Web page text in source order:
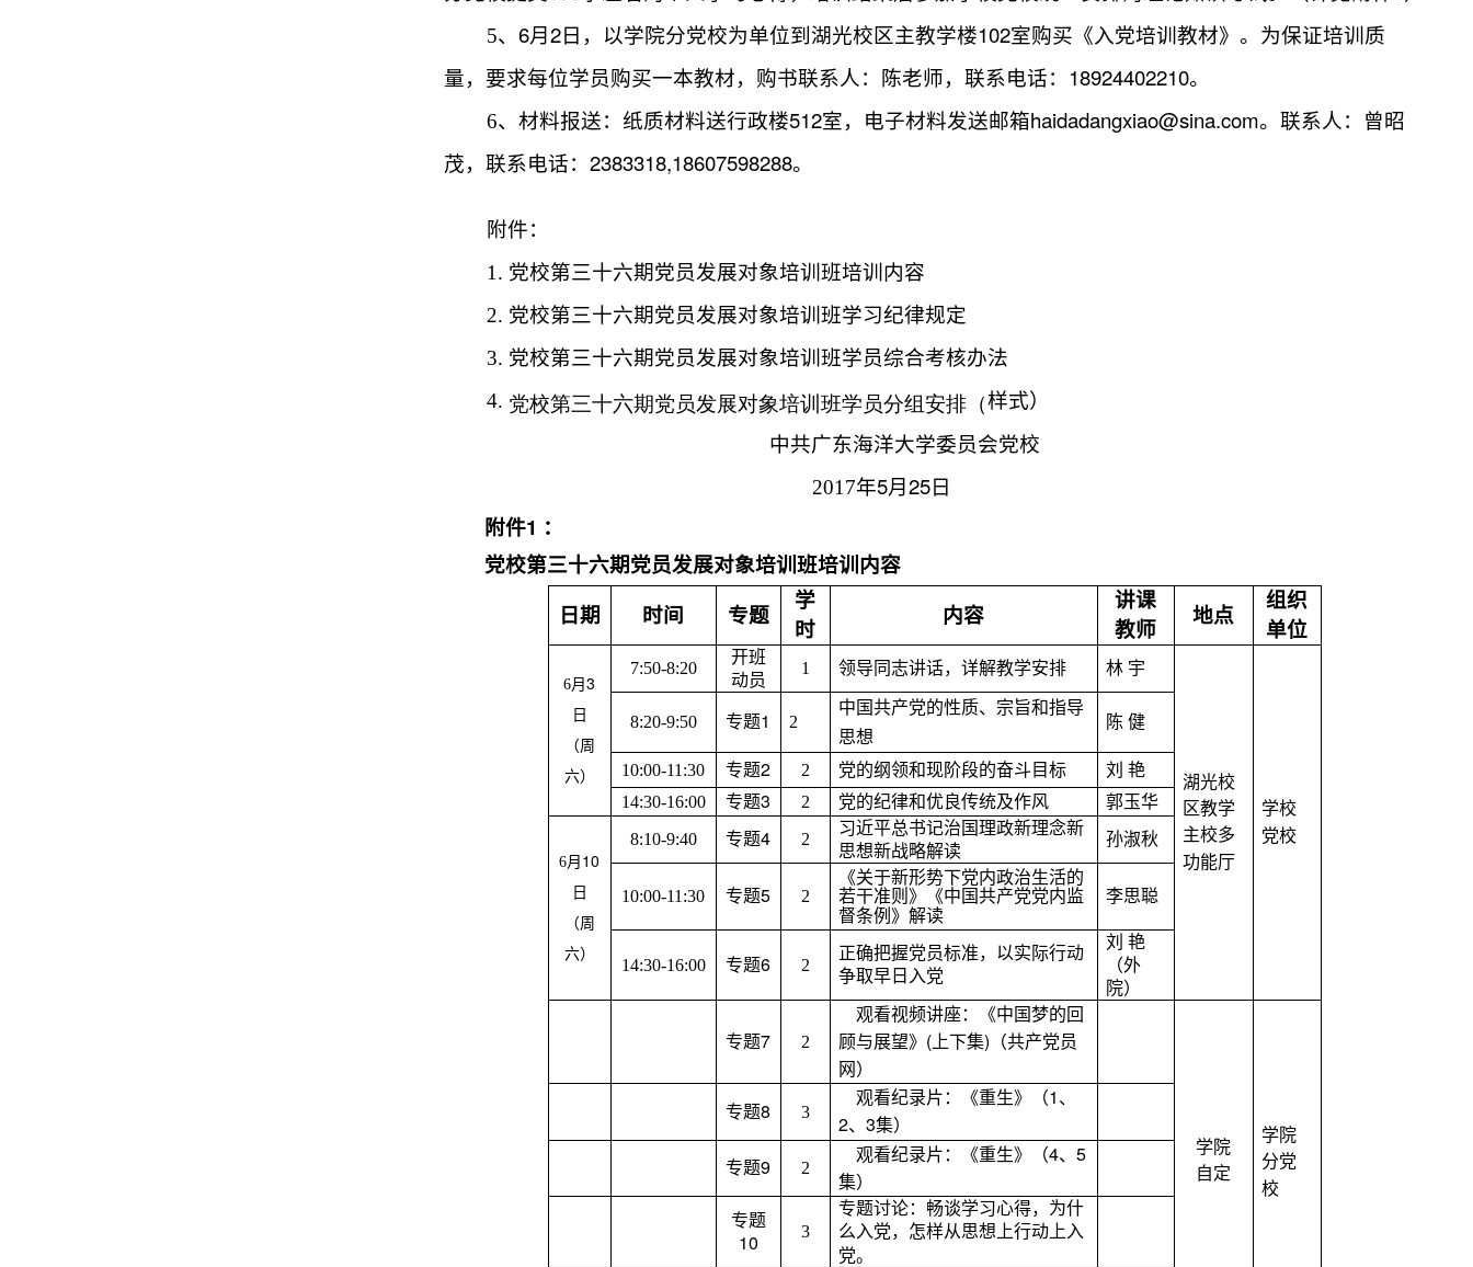
5、6月2日，以学院分党校为单位到湖光校区主教学楼102室购买《入党培训教材》。为保证培训质
量，要求每位学员购买一本教材，购书联系人：陈老师，联系电话： 18924402210。
6、材料报送：纸质材料送行政楼512室，电子材料发送邮箱haidadangxiao@sina.com。联系人：曾昭
茂，联系电话： 2383318,18607598288。
附件：
1. 党校第三十六期党员发展对象培训班培训内容
2. 党校第三十六期党员发展对象培训班学习纪律规定
3. 党校第三十六期党员发展对象培训班学员综合考核办法
4. 党校第三十六期党员发展对象培训班学员分组安排（样式）
中共广东海洋大学委员会党校
2017年5月 25日
附件1 ：
党校第三十六期党员发展对象培训班培训内容
日期 时间 专题
学
时
内容
讲课
教师
地点
组织
单位
6月 3
日
（周
六）
7:50-8:20
开班
动员
1 领导同志讲话，详解教学安排 林 宇
湖光校
区教学
主校多
功能厅
学校
党校
8:20-9:50 专题1 2
中国共产党的性质、宗旨和指导
思想
陈 健
10:00-11:30 专题2 2 党的纲领和现阶段的奋斗目标 刘 艳
14:30-16:00
专题3 2 党的纪律和优良传统及作风 郭玉华
6月 10
日
（周
六）
8:10-9:40 专题4 2
习近平总书记治国理政新理念新
思想新战略解读
孙淑秋
10:00-11:30 专题5 2
《关于新形势下党内政治生活的
若干准则》《中国共产党党内监
督条例》解读
李思聪
14:30-16:00 专题6 2
正确把握党员标准，以实际行动
争取早日入党
刘 艳
（外
院）
专题7 2
观看视频讲座：《中国梦的回
顾与展望》 (上下集) （共产党员
网）
学院
自定
学院
分党
校
专题8 3
观看纪录片：《重生》（1 、
2、 3集）
专题9 2
观看纪录片：《重生》（4、 5
集）
专题
10 3
专题讨论：畅谈学习心得，为什
么入党，怎样从思想上行动上入
党。